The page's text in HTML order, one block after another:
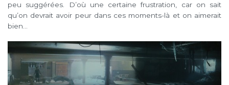
peu suggérées. D’où une certaine frustration, car on sait
qu’on devrait avoir peur dans ces moments-là et on aimerait
bien…